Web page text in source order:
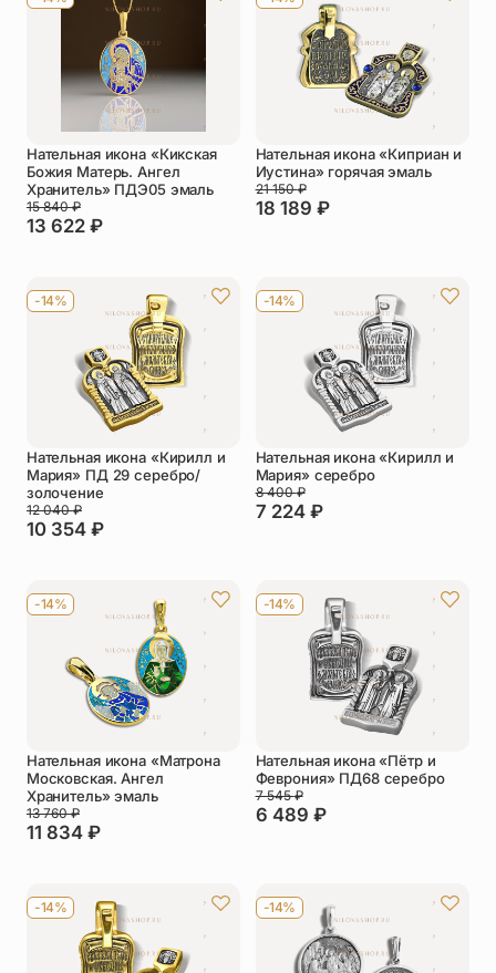
Нательная икона «Кикская
Божия Матерь. Ангел
Хранитель» ПДЭ05 эмаль
13 622 ₽
15 840₽
Нательная икона «Киприан и
Иустина» горячая эмаль
18 189 ₽
21 150₽
-14%
Нательная икона «Кирилл и
Мария» ПД 29 серебро/
золочение
10 354 ₽
12 040₽
-14%
Нательная икона «Кирилл и
Мария» серебро
7 224 ₽
8 400₽
-14%
Нательная икона «Матрона
Московская. Ангел
Хранитель» эмаль
11 834 ₽
13 760₽
-14%
Нательная икона «Пётр и
Феврония» ПД68 серебро
6 489 ₽
7 545₽
-14% -14%